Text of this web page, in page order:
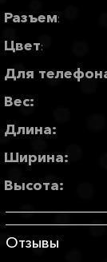
Разъем:
Цвет:
Для
Вес:
Длина:
Ширина:
Высота:
Отзывы